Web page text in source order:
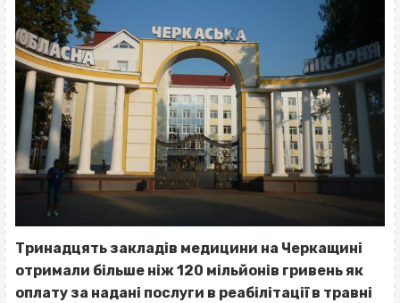
Тринадцять закладів медицини на Черкащині
отримали більше ніж 120 мільйонів гривень як
оплату за надані послуги в реабілітації в травні